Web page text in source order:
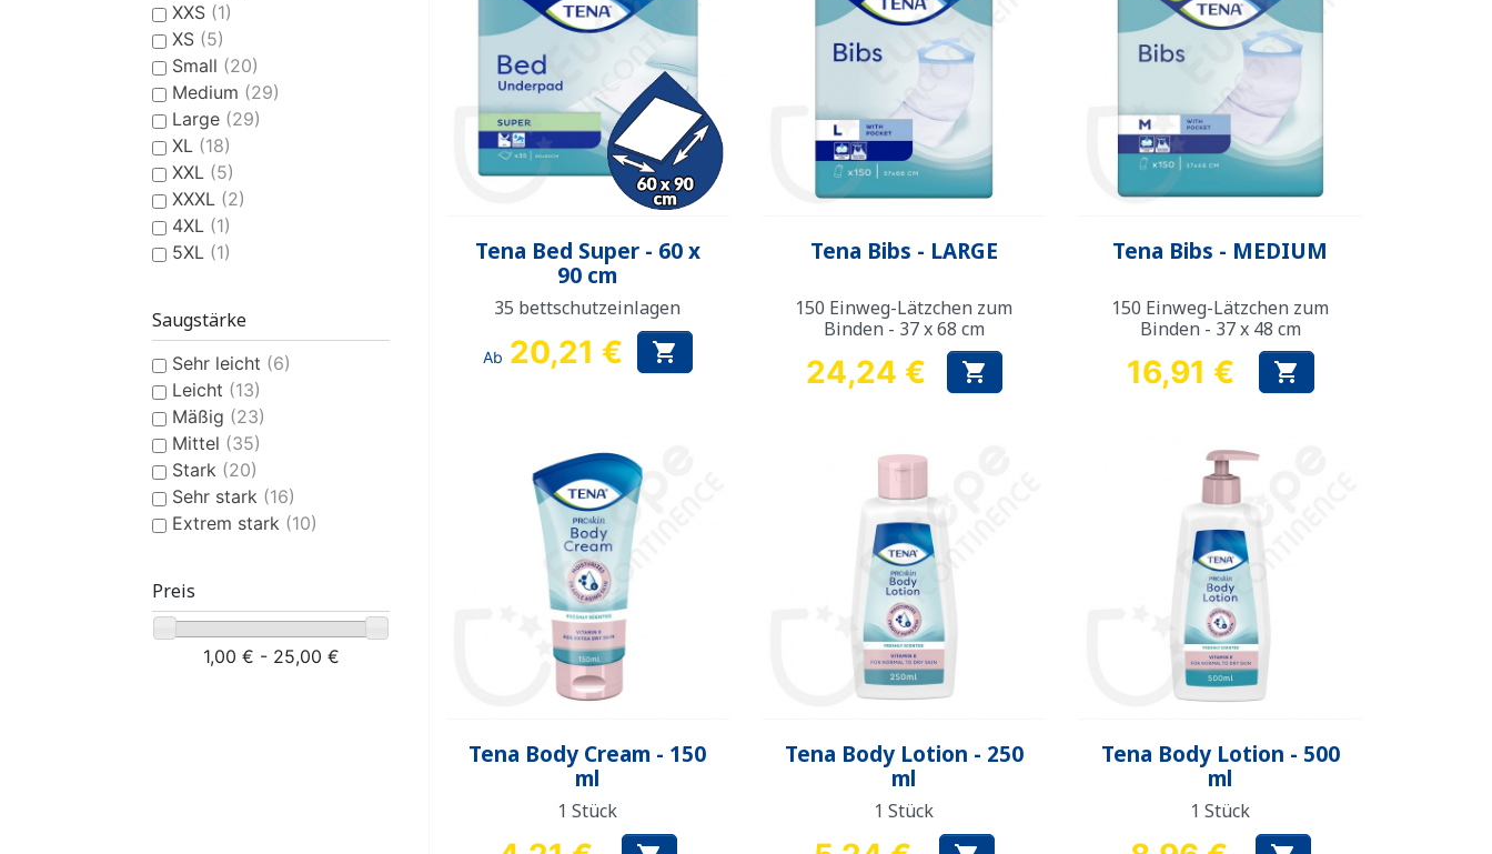
XXS (1)
XS (5)
Small (20)
Medium (29)
Large (29)
XL (18)
XXL (5)
XXXL (2)
4XL (1)
5XL (1)
Saugstärke
Sehr leicht (6)
Leicht (13)
Mäßig (23)
Mittel (35)
Stark (20)
Sehr stark (16)
Extrem stark (10)
Preis
1,00 € - 25,00 €
Vorschau
Tena Bed Super - 60 x
90 cm
35 bettschutzeinlagen
Ab 20,21 € 
Vorschau
Tena Bibs - LARGE
150 Einweg-Lätzchen zum
Binden - 37 x 68 cm
Preis
24,24 € 
Vorschau
Tena Bibs - MEDIUM
150 Einweg-Lätzchen zum
Binden - 37 x 48 cm
Preis
16,91 € 
Vorschau
Tena Body Cream - 150
ml
1 Stück
Vorschau
Tena Body Lotion - 250
ml
1 Stück
Vorschau
Tena Body Lotion - 500
ml
1 Stück